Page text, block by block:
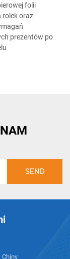
folii
rolek oraz
prezentów po
Chiny